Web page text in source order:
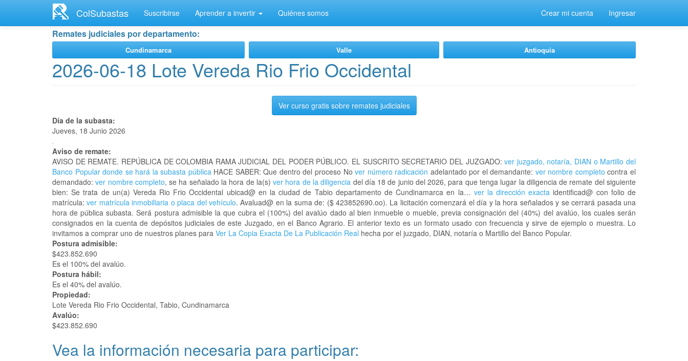
contenido
ColSubastas Suscribirse Aprender a invertir Quiénes somos Crear mi cuenta Ingresar
Remates judiciales por departamento:
Cundinamarca Valle Antioquia
2026-06-18 Lote Vereda Rio Frio Occidental
Ver curso gratis sobre remates judiciales
Día de la subasta:
Jueves, 18 Junio 2026
Aviso de remate:
AVISO DE REMATE. REPÚBLICA DE COLOMBIA RAMA JUDICIAL DEL PODER PÚBLICO. EL SUSCRITO SECRETARIO DEL JUZGADO: ver juzgado, notaría, DIAN o Martillo del
Banco Popular donde se hará la subasta públicaHACE SABER: Que dentro del proceso Nover número radicación adelantado por el demandante: ver nombre completo contra el
demandado:ver nombre completo, se ha señalado la hora de la(s)ver hora de la diligencia del día 18 de junio del 2026, para que tenga lugar la diligencia de remate del siguiente
bien: Se trata de un(a) Vereda Rio Frio Occidental ubicad@ en la ciudad de Tabio departamento de Cundinamarca en la… ver la dirección exacta identificad@ con folio de
matrícula:ver matrícula inmobiliaria o placa del vehículo. Avaluad@ en la suma de: ($ 423852690.oo). La licitación comenzará el día y la hora señalados y se cerrará pasada una
hora de pública subasta. Será postura admisible la que cubra el (100%) del avalúo dado al bien inmueble o mueble, previa consignación del (40%) del avalúo, los cuales serán
consignados en la cuenta de depósitos judiciales de este Juzgado, en el Banco Agrario. El anterior texto es un formato usado con frecuencia y sirve de ejemplo o muestra. Lo
invitamos a comprar uno de nuestros planes para Ver La Copia Exacta De La Publicación Real hecha por el juzgado, DIAN, notaría o Martillo del Banco Popular.
Postura admisible:
$423.852.690
Es el 100% del avalúo.
Postura hábil:
Es el 40% del avalúo.
Propiedad:
Lote Vereda Rio Frio Occidental, Tabio, Cundinamarca
Avalúo:
$423.852.690
Vea la información necesaria para participar: